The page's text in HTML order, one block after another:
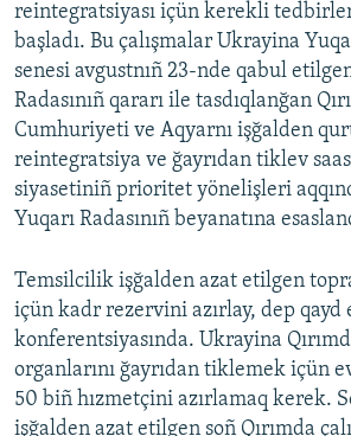
reintegratsiyası içün kerekli
başladı. Bu çalışmalar Ukrayina
senesi avgustnıñ 23-nde qabul
Radasınıñ qararı ile tasdıqlanğan
Cumhuriyeti ve Aqyarnı işğalden
reintegratsiya ve ğayrıdan tiklev
siyasetiniñ prioritet yönelişleri
Yuqarı Radasınıñ beyanatına
Temsilcilik işğalden azat etilgen
içün kadr rezervini azırlay, dep
konferentsiyasında. Ukrayina
organlarını ğayrıdan tiklemek içün
50 biñ hızmetçini azırlamaq kerek.
işğalden azat etilgen soñ Qırımda